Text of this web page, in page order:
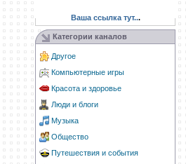
Ваша ссылка тут...
Категории каналов
Другое
Компьютерные игры
Красота и здоровье
Люди и блоги
Музыка
Общество
Путешествия и события